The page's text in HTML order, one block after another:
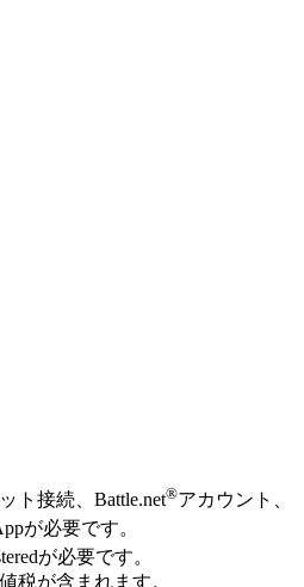
ト接続、Battle.net®アカウント、
が必要です。
が必要です。
税が含まれます。